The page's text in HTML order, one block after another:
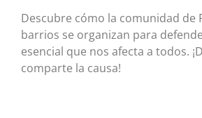
Descubre cómo la comunidad de
barrios se organizan para
esencial que nos afecta a todos.
comparte la causa!